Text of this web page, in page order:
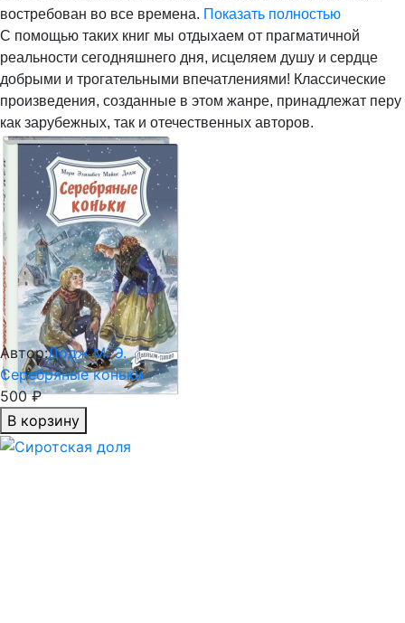
востребован во все времена. Показать полностью
С помощью таких книг мы отдыхаем от прагматичной
реальности сегодняшнего дня, исцеляем душу и сердце
добрыми и трогательными впечатлениями! Классические
произведения, созданные в этом жанре, принадлежат перу
как зарубежных, так и отечественных авторов.
Автор:Додж М. Э.
Серебряные коньки
500 ₽
В корзину